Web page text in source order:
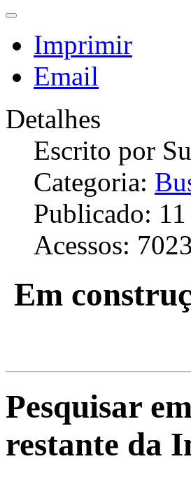
Imprimir
Email
Detalhes
Escrito por
Categoria:
Publicado:
Acessos:
Em
Pesquisar
restante da